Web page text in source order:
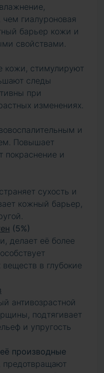
гиалуроновая
барьер кожи и
свойствами.
кожи, стимулируют
следы
при
изменениях.
и
Повышает
покраснение и
сухость и
кожный барьер,
(5%)
делает её более
в глубокие
антивозрастной
подтягивает
и упругость
производные
предотвращают